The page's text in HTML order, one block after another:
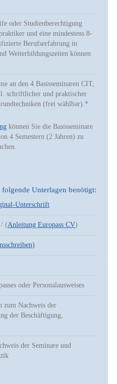
oder Studienberechtigung
und eine mindestens 8-
Berufserfahrung in
Weiterbildungszeiten können
an den 4 Basisseminaren CIT,
schriftlicher und praktischer
(frei wählbar).*
können Sie die Basisseminare
4 Semestern (2 Jahren) zu
Unterlagen benötigt:
Unterschrift
/ (Anleitung Europass CV)
oder Personalausweises
zum Nachweis der
der Beschäftigung,
der Seminare und